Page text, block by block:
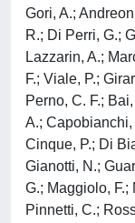
Gori, A.;
R.; Di Perri, G.;
Lazzarin, A.;
F.; Viale, P.;
Perno, C. F.;
A.;
Cinque, P.; Di
Gianotti, N.;
G.; Maggiolo, F.;
Pinnetti, C.;